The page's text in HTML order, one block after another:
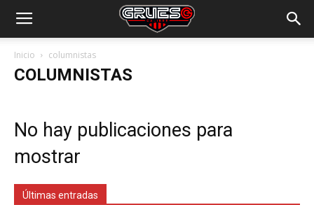
Inicio columnistas
COLUMNISTAS
No hay publicaciones para
mostrar
Últimas entradas